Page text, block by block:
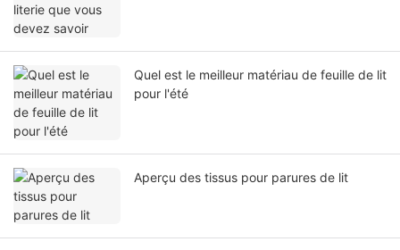
Quel est le meilleur matériau de feuille de lit
pour l'été
Aperçu des tissus pour parures de lit